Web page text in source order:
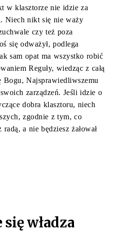
w klasztorze nie idzie za
Niech nikt się nie waży
czy też poza
się odważył, podlega
sam opat ma wszystko robić
Reguły, wiedząc z całą
Bogu, Najsprawiedliwszemu
zarządzeń. Jeśli idzie o
dobra klasztoru, niech
zgodnie z tym, co
a nie będziesz żałował
władza